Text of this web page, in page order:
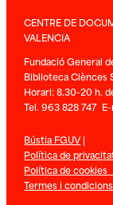
CENTRE DE
VALENCIA
Fundació General
Biblioteca Ciènces
Horari: 8.30-20 h.
Tel. 963 828 747
Bústia FGUV|
Política de
Política de cookies
Termes i condicions